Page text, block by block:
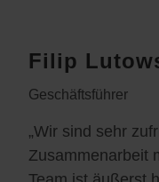
Filip
Geschäftsführer
„Wir sind sehr
Zusammenarbeit